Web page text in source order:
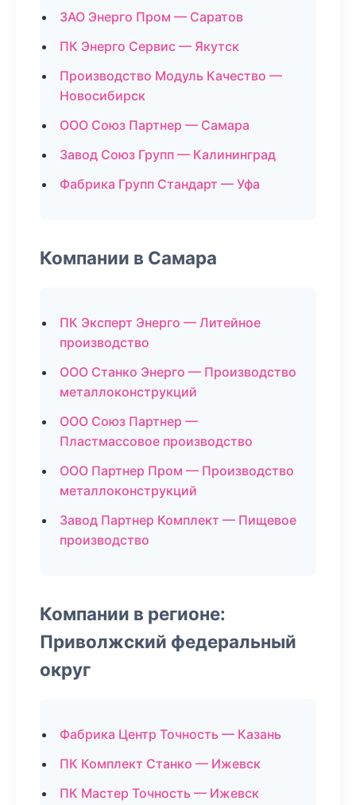
ЗАО Энерго Пром — Саратов
ПК Энерго Сервис — Якутск
Производство Модуль Качество —
Новосибирск
ООО Союз Партнер — Самара
Завод Союз Групп — Калининград
Фабрика Групп Стандарт — Уфа
Компании в Самара
ПК Эксперт Энерго — Литейное
производство
ООО Станко Энерго — Производство
металлоконструкций
ООО Союз Партнер —
Пластмассовое производство
ООО Партнер Пром — Производство
металлоконструкций
Завод Партнер Комплект — Пищевое
производство
Компании в регионе:
Приволжский федеральный
округ
Фабрика Центр Точность — Казань
ПК Комплект Станко — Ижевск
ПК Мастер Точность — Ижевск